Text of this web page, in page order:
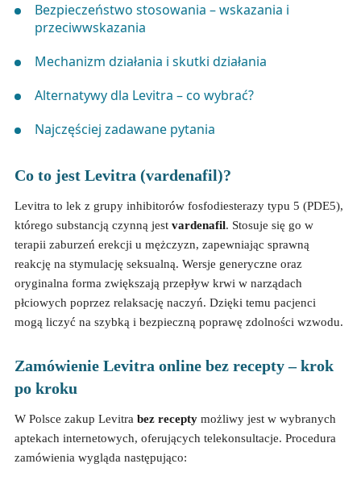
Bezpieczeństwo stosowania – wskazania i
przeciwwskazania
Mechanizm działania i skutki działania
Alternatywy dla Levitra – co wybrać?
Najczęściej zadawane pytania
Co to jest Levitra (vardenafil)?
Levitra to lek z grupy inhibitorów fosfodiesterazy typu 5 (PDE5),
którego substancją czynną jest vardenafil. Stosuje się go w
terapii zaburzeń erekcji u mężczyzn, zapewniając sprawną
reakcję na stymulację seksualną. Wersje generyczne oraz
oryginalna forma zwiększają przepływ krwi w narządach
płciowych poprzez relaksację naczyń. Dzięki temu pacjenci
mogą liczyć na szybką i bezpieczną poprawę zdolności wzwodu.
Zamówienie Levitra online bez recepty – krok
po kroku
W Polsce zakup Levitra bez receptymożliwy jest w wybranych
aptekach internetowych, oferujących telekonsultacje. Procedura
zamówienia wygląda następująco: